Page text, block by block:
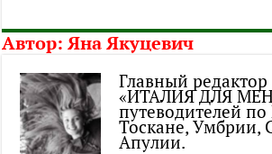
Автор:Яна Якуцевич
Главный редактор
«ИТАЛИЯ ДЛЯ
путеводителей
Тоскане, Умбрии,
Апулии.